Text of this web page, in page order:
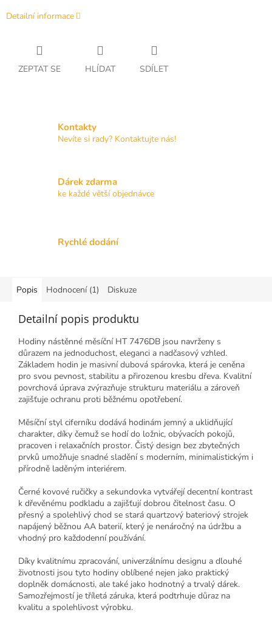
Detailní informace
ZEPTAT SE HLÍDAT SDÍLET
Kontakty
Nevíte si rady? Kontaktujte nás!
Dárek zdarma
ke každé větší objednávce
Rychlé dodání
Popis Hodnocení (1) Diskuze
Detailní popis produktu
Hodiny nástěnné měsíční HT 7476DB jsou navrženy s
důrazem na jednoduchost, eleganci a nadčasový vzhled.
Základem hodin je masivní dubová spárovka, která je ceněna
pro svou pevnost, stabilitu a přirozenou kresbu dřeva. Kvalitní
povrchová úprava zvýrazňuje strukturu materiálu a zároveň
zajišťuje ochranu proti běžnému opotřebení.
Měsíční styl ciferníku dodává hodinám jemný a uklidňující
charakter, díky čemuž se hodí do ložnic, obývacích pokojů,
pracoven i relaxačních prostor. Čistý design bez zbytečných
prvků umožňuje snadné sladění s moderním, minimalistickým i
přírodně laděným interiérem.
Černé kovové ručičky a sekundovka vytvářejí decentní kontrast
k dřevěnému podkladu a zajišťují dobrou čitelnost času. O
přesný a spolehlivý chod se stará quartzový bateriový strojek
napájený běžnou AA baterií, který je nenáročný na údržbu a
vhodný pro každodenní používání.
Díky kvalitnímu zpracování, univerzálnímu designu a dlouhé
životnosti jsou tyto hodiny oblíbené nejen jako praktický
doplněk domácnosti, ale také jako hodnotný a trvalý dárek.
Samozřejmostí je tříletá záruka, která podtrhuje důraz na
kvalitu a spolehlivost výrobku.